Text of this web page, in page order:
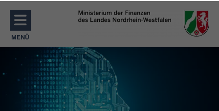
Direkt zum Inhalt
MENÜ
NAVIGATION AKTIVIEREN/DEAKTIVIEREN: MENÜ